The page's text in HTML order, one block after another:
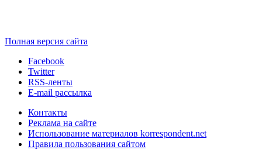
Полная версия сайта
Facebook
Twitter
RSS-ленты
E-mail рассылка
Контакты
Реклама на сайте
Использование материалов korrespondent.net
Правила пользования сайтом